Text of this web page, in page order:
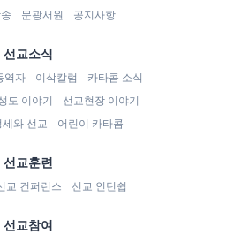
문광서원 공지사항
선교소식
역자 이삭칼럼
카타콤 소식
도 이야기
선교현장 이야기
세와 선교 어린이 카타콤
선교훈련
교 컨퍼런스 선교 인턴쉽
선교참여